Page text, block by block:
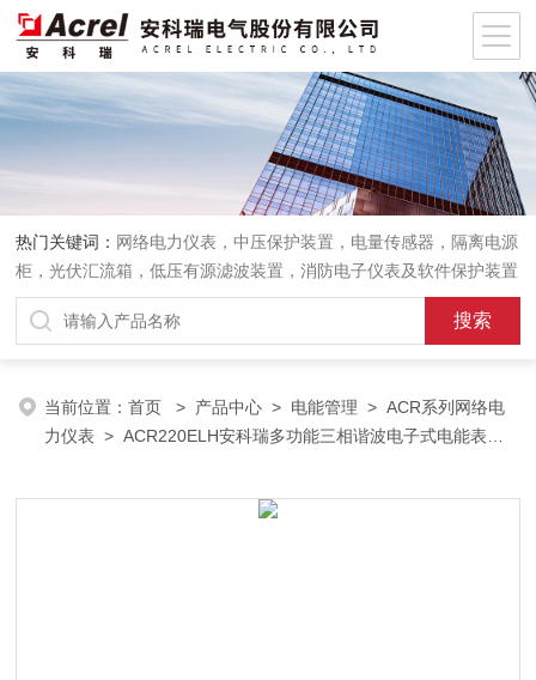
热门关键词： 网络电力仪表，中压保护装置，电量传感器，隔离电源
柜，光伏汇流箱，低压有源滤波装置，消防电子仪表及软件保护装置
当前位置：首页 > 产品中心 > 电能管理 >ACR系列网络电
力仪表 > ACR220ELH安科瑞多功能三相谐波电子式电能表配